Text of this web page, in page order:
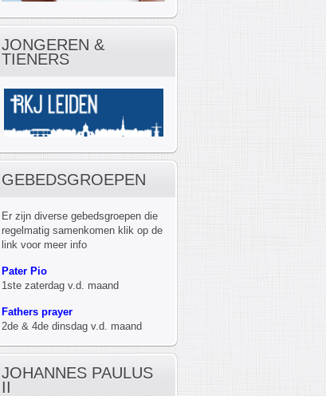
JONGEREN &
TIENERS
GEBEDSGROEPEN
Er zijn diverse gebedsgroepen die
regelmatig samenkomen klik op de
link voor meer info
Pater Pio
1ste zaterdag v.d. maand
Fathers prayer
2de & 4de dinsdag v.d. maand
JOHANNES PAULUS
II